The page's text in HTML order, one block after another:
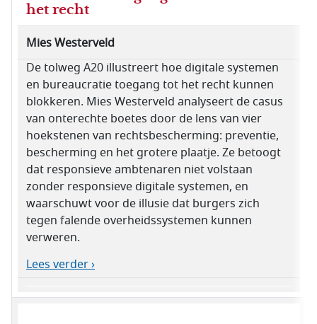
het recht
Mies Westerveld
De tolweg A20 illustreert hoe digitale systemen
en bureaucratie toegang tot het recht kunnen
blokkeren. Mies Westerveld analyseert de casus
van onterechte boetes door de lens van vier
hoekstenen van rechtsbescherming: preventie,
bescherming en het grotere plaatje. Ze betoogt
dat responsieve ambtenaren niet volstaan
zonder responsieve digitale systemen, en
waarschuwt voor de illusie dat burgers zich
tegen falende overheidssystemen kunnen
verweren.
Lees verder ›